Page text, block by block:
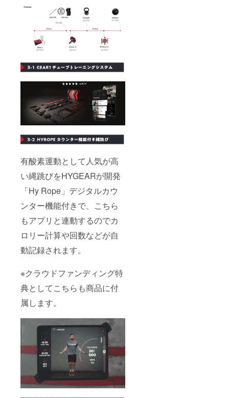
有酸素運動として人気が高
い縄跳びをHYGEARが開発
「Hy Rope」デジタルカウ
ンター機能付きで、こちら
もアプリと連動するのでカ
ロリー計算や回数などが自
動記録されます。
※クラウドファンディング特
典としてこちらも商品に付
属します。